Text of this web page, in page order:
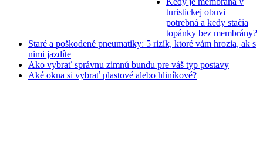
turistickej obuvi
potrebná a kedy stačia
topánky bez membrány?
Staré a poškodené pneumatiky: 5 rizík, ktoré vám hrozia, ak s
nimi jazdíte
Ako vybrať správnu zimnú bundu pre váš typ postavy
Aké okna si vybrať plastové alebo hliníkové?